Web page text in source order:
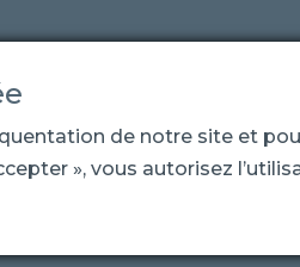
de notre site et
», vous autorisez